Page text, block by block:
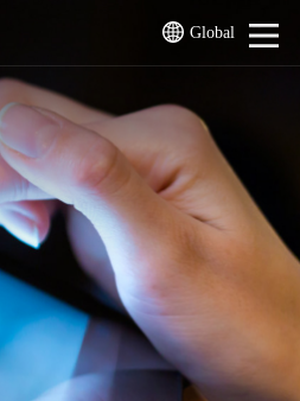
Global